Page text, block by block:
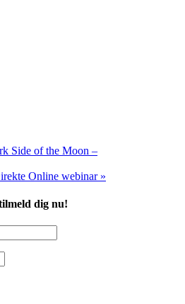
Side of the Moon –
Online webinar »
dig nu!